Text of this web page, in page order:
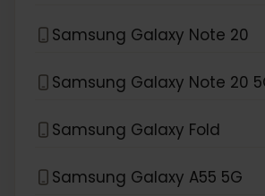
Samsung Galaxy Note 20
Samsung Galaxy Note 20
Samsung Galaxy Fold
Samsung Galaxy A55 5G